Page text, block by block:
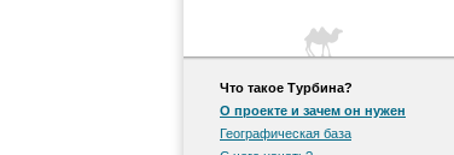
Что такое Турбина?
О проекте и зачем он нужен
Географическая база